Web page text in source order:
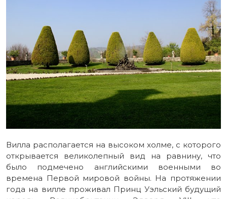
Вилла располагается на высоком холме, с которого
открывается великолепный вид на равнину, что
было подмечено английскими военными во
времена Первой мировой войны. На протяжении
года на вилле проживал Принц Уэльский будущий